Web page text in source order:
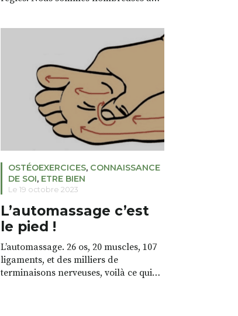
vont aider à vous soulager en
diminuant la sensation de crampe
provoquée par les contractions de
l’utérus. Cette routine est également
très intéressante […]
OSTÉOEXERCICES, CONNAISSANCE
DE SOI, ETRE BIEN
Le 19 octobre 2023
L’automassage c’est
le pied !
L’automassage. 26 os, 20 muscles, 107
ligaments, et des milliers de
terminaisons nerveuses, voilà ce qui